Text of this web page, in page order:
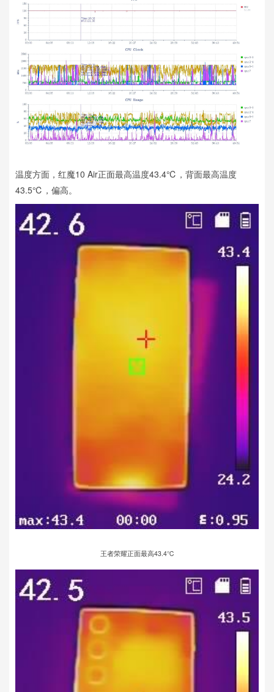
温度方面，红魔10 Air正面最高温度43.4℃，背面最高温度
43.5℃，偏高。
王者荣耀正面最高43.4℃